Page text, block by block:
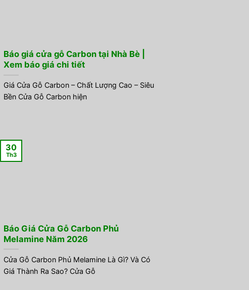
Báo giá cửa gỗ Carbon tại Nhà Bè |
Xem báo giá chi tiết
Giá Cửa Gỗ Carbon – Chất Lượng Cao – Siêu
Bền Cửa Gỗ Carbon hiện
Báo Giá Cửa Gỗ Carbon Phủ
Melamine Năm 2026
Cửa Gỗ Carbon Phủ Melamine Là Gì? Và Có
Giá Thành Ra Sao? Cửa Gỗ
30
Th3